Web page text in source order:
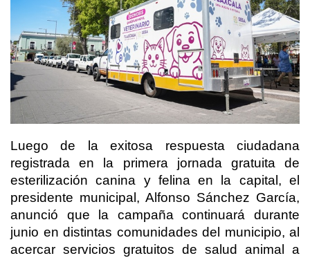
Luego de la exitosa respuesta ciudadana
registrada en la primera jornada gratuita de
esterilización canina y felina en la capital, el
presidente municipal, Alfonso Sánchez García,
anunció que la campaña continuará durante
junio en distintas comunidades del municipio, al
acercar servicios gratuitos de salud animal a